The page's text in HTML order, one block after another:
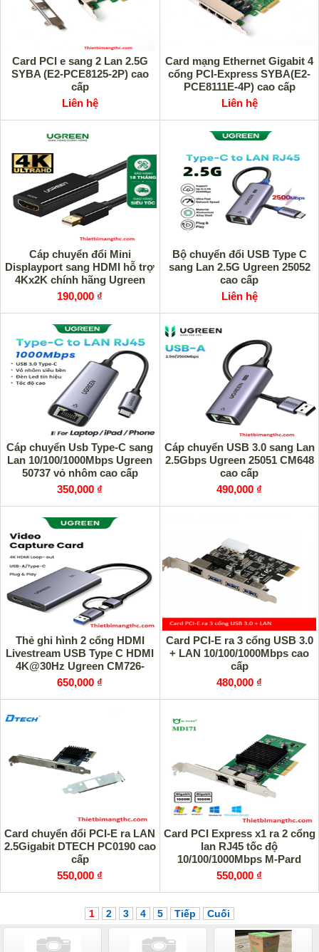
Card PCI e sang 2 Lan 2.5G
SYBA (E2-PCE8125-2P) cao
cấp
Liên hệ
Card mạng Ethernet Gigabit 4
cổng PCI-Express SYBA(E2-
PCE8111E-4P) cao cấp
Liên hệ
Cáp chuyển đổi Mini
Displayport sang HDMI hỗ trợ
4Kx2K chính hãng Ugreen
40360 cao cấp
190,000 ₫
Bộ chuyển đổi USB Type C
sang Lan 2.5G Ugreen 25052
cao cấp
Liên hệ
Cáp chuyển Usb Type-C sang
Lan 10/100/1000Mbps Ugreen
50737 vỏ nhôm cao cấp
350,000 ₫
Cáp chuyển USB 3.0 sang Lan
2.5Gbps Ugreen 25051 CM648
cao cấp
490,000 ₫
Thẻ ghi hình 2 cổng HDMI
Livestream USB Type C HDMI
4K@30Hz Ugreen CM726-
25773 cao cấp
650,000 ₫
Card PCI-E ra 3 cổng USB 3.0
+ LAN 10/100/1000Mbps cao
cấp
480,000 ₫
Card chuyển đổi PCI-E ra LAN
2.5Gigabit DTECH PC0190 cao
cấp
550,000 ₫
Card PCI Express x1 ra 2 cổng
lan RJ45 tốc độ
10/100/1000Mbps M-Pard
MD171 cao cấp
550,000 ₫
1 2 3 4 5 Tiếp Cuối